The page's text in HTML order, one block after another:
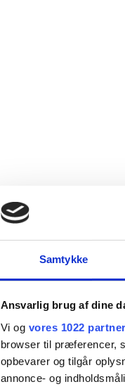
Samtykke
Ansvarlig brug af dine
Vi og vores 1022
browser til præferencer,
opbevarer og tilgår
annonce- og